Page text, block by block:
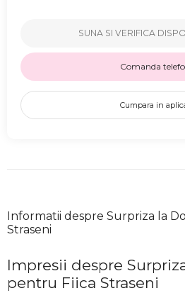
SUNA SI VERIFICA
Comanda
Cumpara in
Informatii despre Surpriza la
Straseni
Impresii despre
pentru Fiica Straseni